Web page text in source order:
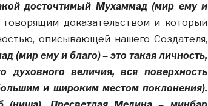
досточтимый Мухаммад (мир ему и
доказательством и который
описывающей нашего Создателя,
(мир ему и благо) – это такая личность,
духовного величия, вся поверхность
и широким местом поклонения).